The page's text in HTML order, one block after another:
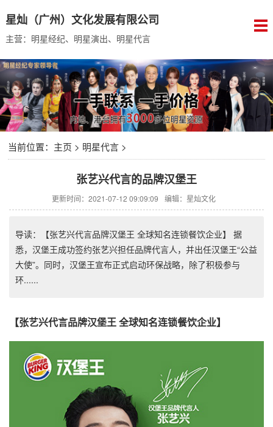
星灿（广州）文化发展有限公司
主营：明星经纪、明星演出、明星代言
当前位置： 主页 > 明星代言>
张艺兴代言的品牌汉堡王
更新时间：2021-07-12 09:09:09 编辑：星灿文化
导读：【张艺兴代言品牌汉堡王 全球知名连锁餐饮企业】 据
悉，汉堡王成功签约张艺兴担任品牌代言人，并出任汉堡王“公益
大使”。同时，汉堡王宣布正式启动环保战略，除了积极参与
环......
【张艺兴代言品牌汉堡王 全球知名连锁餐饮企业】